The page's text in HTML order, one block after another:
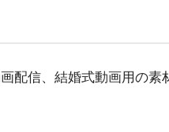
配信、結婚式動画用の素